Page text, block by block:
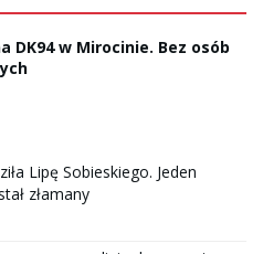
DK94 w Mirocinie. Bez osób
Lipę Sobieskiego. Jeden
złamany